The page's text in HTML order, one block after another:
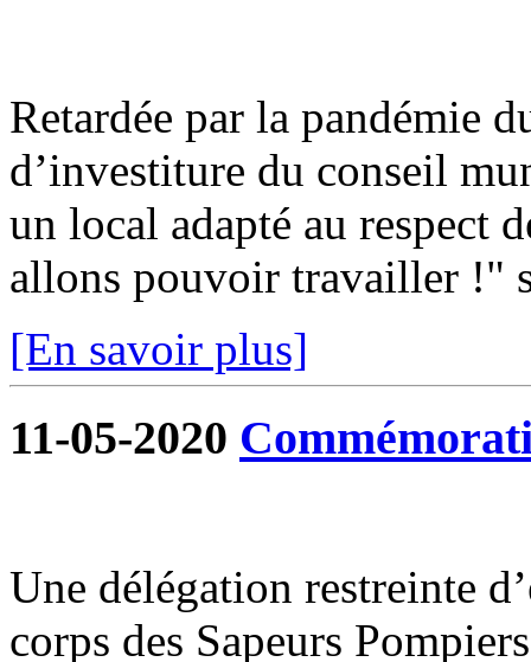
Retardée par la pandémie
d’investiture du conseil
un local adapté au respect
allons pouvoir travailler !"
[En savoir plus]
11-05-2020
Une délégation restreinte
corps des Sapeurs